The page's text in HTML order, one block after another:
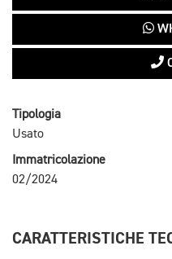
Tipologia
Usato
Immatricolazione
02/2024
CARATTERISTICHE